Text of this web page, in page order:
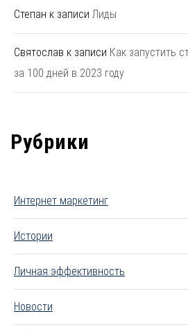
Степан к записи Лиды
Святослав к записи Как запустить
за 100 дней в 2023 году
Рубрики
Интернет маркетинг
Истории
Личная эффективность
Новости